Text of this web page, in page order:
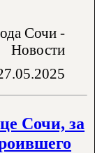
Сочи -
Новости
Сочи, за